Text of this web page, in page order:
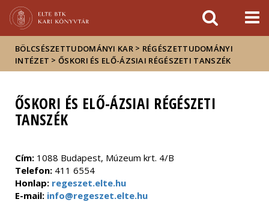
sajtóban
BÖLCSÉSZETTUDOMÁNYI KAR > RÉGÉSZETTUDOMÁNYI
INTÉZET >ŐSKORI ÉS ELŐ-ÁZSIAI RÉGÉSZETI TANSZÉK
ŐSKORI ÉS ELŐ-ÁZSIAI RÉGÉSZETI
TANSZÉK
Cím: 1088 Budapest, Múzeum krt. 4/B
Telefon: 411 6554
Honlap: regeszet.elte.hu
E-mail: info@regeszet.elte.hu